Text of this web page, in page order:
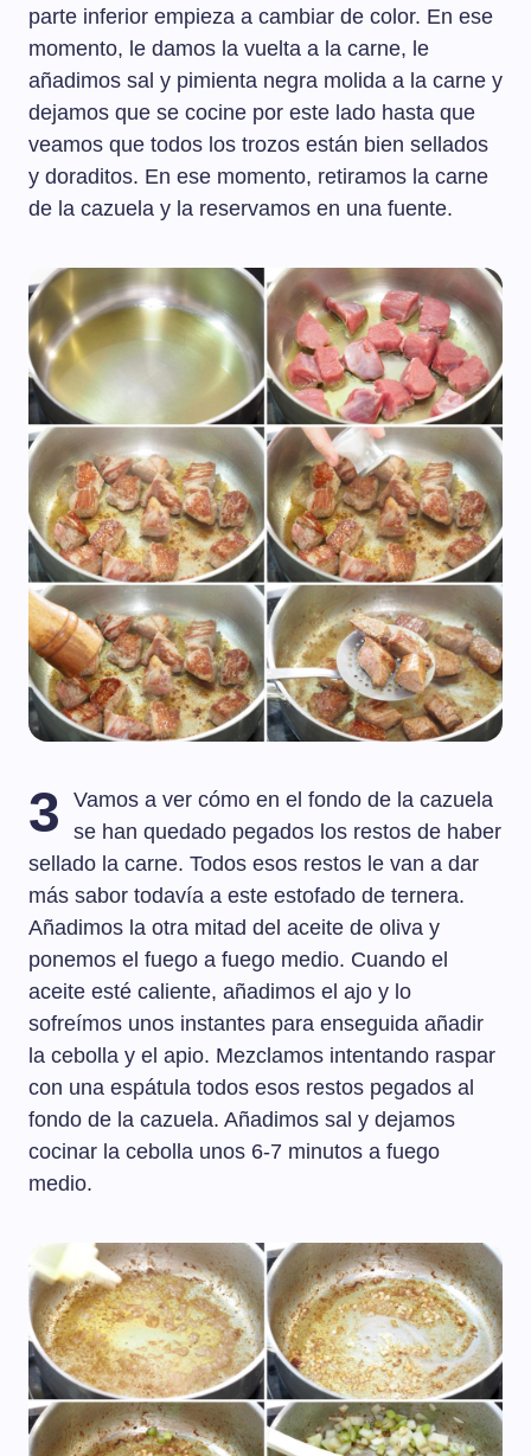
parte inferior empieza a cambiar de color. En ese
momento, le damos la vuelta a la carne, le
añadimos sal y pimienta negra molida a la carne y
dejamos que se cocine por este lado hasta que
veamos que todos los trozos están bien sellados
y doraditos. En ese momento, retiramos la carne
de la cazuela y la reservamos en una fuente.
3
Vamos a ver cómo en el fondo de la cazuela
se han quedado pegados los restos de haber
sellado la carne. Todos esos restos le van a dar
más sabor todavía a este estofado de ternera.
Añadimos la otra mitad del aceite de oliva y
ponemos el fuego a fuego medio. Cuando el
aceite esté caliente, añadimos el ajo y lo
sofreímos unos instantes para enseguida añadir
la cebolla y el apio. Mezclamos intentando raspar
con una espátula todos esos restos pegados al
fondo de la cazuela. Añadimos sal y dejamos
cocinar la cebolla unos 6-7 minutos a fuego
medio.